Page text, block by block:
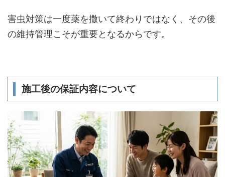
害虫対策は一度薬を撒いて終わりではなく、その後
の維持管理こそが重要となるからです。
施工後の保証内容について